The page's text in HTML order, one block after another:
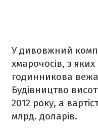
У дивовжний
хмарочосів, з
годинникова
Будівництво
2012 року, а
млрд. доларів.